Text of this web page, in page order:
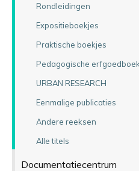
Rondleidingen
Expositieboekjes
Praktische boekjes
Pedagogische
URBAN RESEARCH
Eenmalige publicaties
Andere reeksen
Alle titels
Documentatiecentrum